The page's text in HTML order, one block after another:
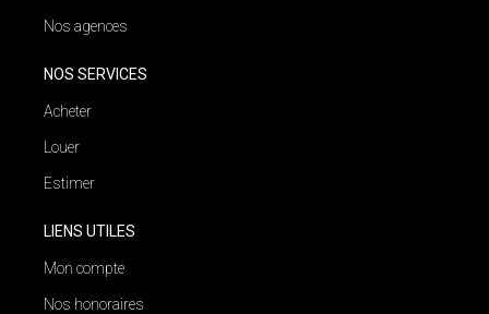
Nos agences
NOS SERVICES
Acheter
Louer
Estimer
LIENS UTILES
Mon compte
Nos honoraires